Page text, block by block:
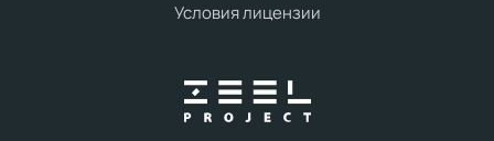
Условия лицензии